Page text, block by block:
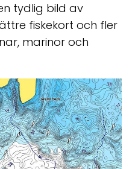
tydlig bild av
fiskekort och fler
marinor och